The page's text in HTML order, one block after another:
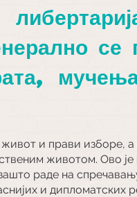
се
и прави
животом. Ово је
раде на
и